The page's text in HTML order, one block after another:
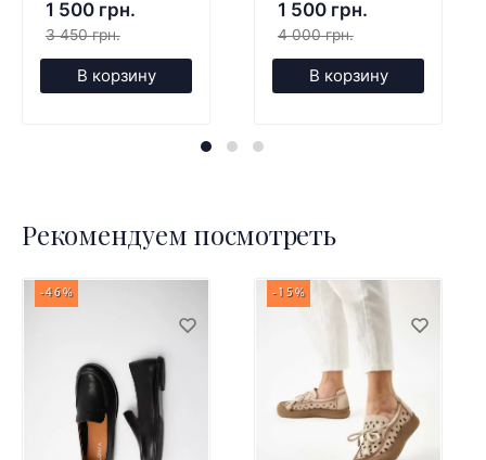
1 500 грн.
3 450 грн.
В корзину
1 500 грн.
4 000 грн.
В корзину
Рекомендуем посмотреть
-46% -15%